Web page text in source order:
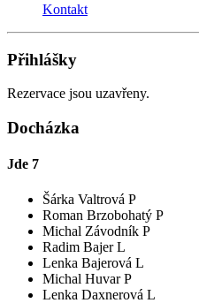
Kontakt
Přihlášky
Rezervace jsou uzavřeny.
Docházka
Jde 7
Šárka Valtrová P
Roman Brzobohatý P
Michal Závodník P
Radim Bajer L
Lenka Bajerová L
Michal Huvar P
Lenka Daxnerová L